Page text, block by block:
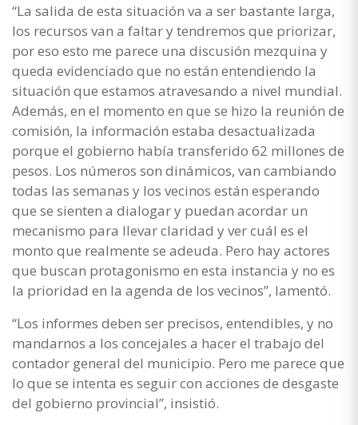
“La salida de esta situación va a ser bastante larga,
los recursos van a faltar y tendremos que priorizar,
por eso esto me parece una discusión mezquina y
queda evidenciado que no están entendiendo la
situación que estamos atravesando a nivel mundial.
Además, en el momento en que se hizo la reunión de
comisión, la información estaba desactualizada
porque el gobierno había transferido 62 millones de
pesos. Los números son dinámicos, van cambiando
todas las semanas y los vecinos están esperando
que se sienten a dialogar y puedan acordar un
mecanismo para llevar claridad y ver cuál es el
monto que realmente se adeuda. Pero hay actores
que buscan protagonismo en esta instancia y no es
la prioridad en la agenda de los vecinos”, lamentó.
“Los informes deben ser precisos, entendibles, y no
mandarnos a los concejales a hacer el trabajo del
contador general del municipio. Pero me parece que
lo que se intenta es seguir con acciones de desgaste
del gobierno provincial”, insistió.